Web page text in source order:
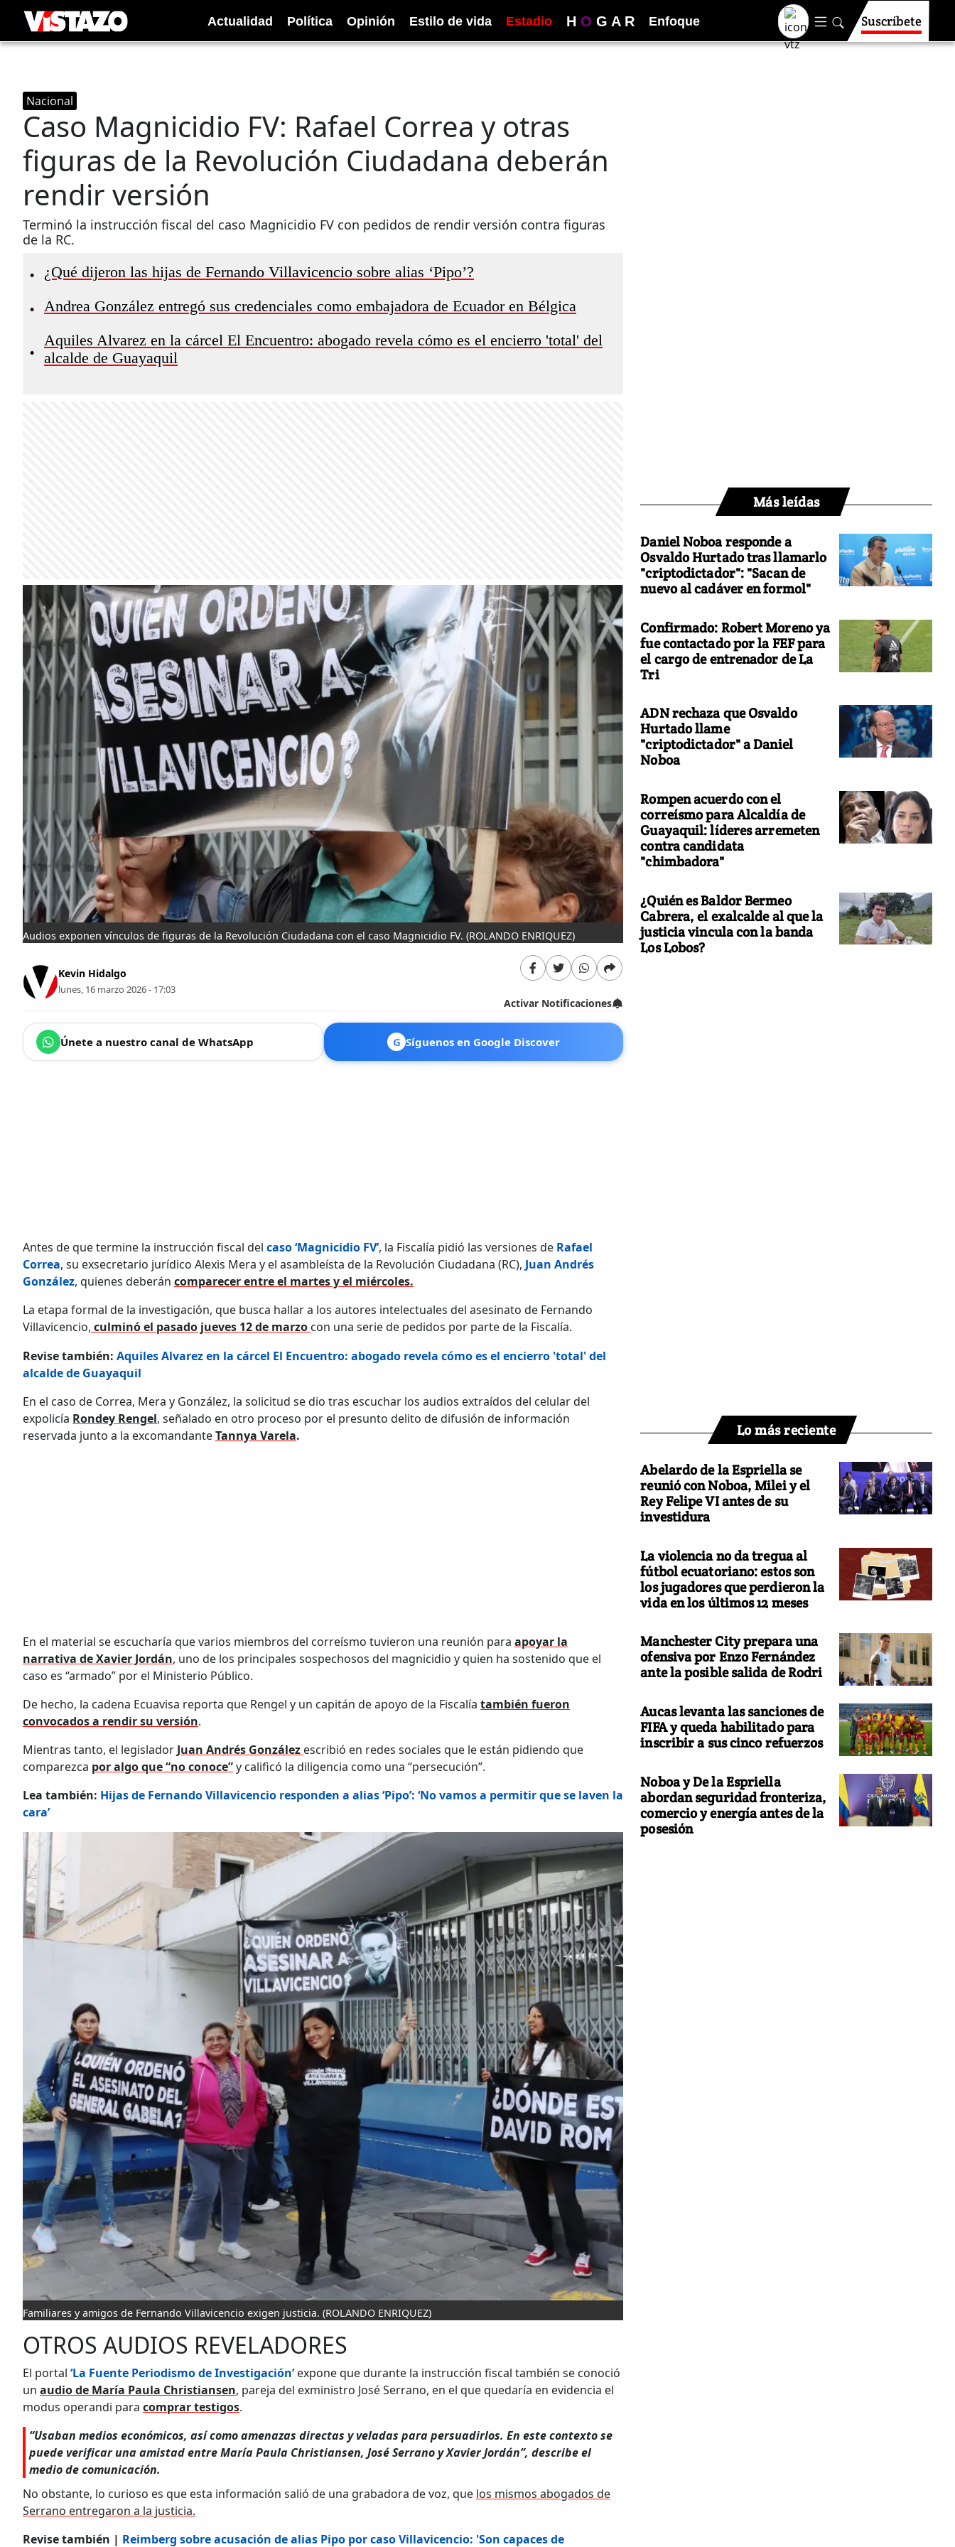
Actualidad Política Opinión Estilo de vida Estadio H O G A R Enfoque Suscríbete
Nacional
Caso Magnicidio FV: Rafael Correa y otras
figuras de la Revolución Ciudadana deberán
rendir versión
Terminó la instrucción fiscal del caso Magnicidio FV con pedidos de rendir versión contra figuras
de la RC.
• ¿Qué dijeron las hijas de Fernando Villavicencio sobre alias ‘Pipo’?
• Andrea González entregó sus credenciales como embajadora de Ecuador en Bélgica
•
Aquiles Alvarez en la cárcel El Encuentro: abogado revela cómo es el encierro 'total' del
alcalde de Guayaquil
Audios exponen vínculos de figuras de la Revolución Ciudadana con el caso Magnicidio FV. (ROLANDO ENRIQUEZ)
Kevin Hidalgo
lunes, 16 marzo 2026 - 17:03
Activar Notificaciones
Únete a nuestro canal de WhatsApp G Síguenos en Google Discover
Antes de que termine la instrucción fiscal del caso ‘Magnicidio FV’, la Fiscalía pidió las versiones de Rafael
Correa, su exsecretario jurídico Alexis Mera y el asambleísta de la Revolución Ciudadana (RC), Juan Andrés
González, quienes deberán comparecer entre el martes y el miércoles.
La etapa formal de la investigación, que busca hallar a los autores intelectuales del asesinato de Fernando
Villavicencio, culminó el pasado jueves 12 de marzo con una serie de pedidos por parte de la Fiscalía.
Revise también: Aquiles Alvarez en la cárcel El Encuentro: abogado revela cómo es el encierro 'total' del
alcalde de Guayaquil
En el caso de Correa, Mera y González, la solicitud se dio tras escuchar los audios extraídos del celular del
expolicía Rondey Rengel, señalado en otro proceso por el presunto delito de difusión de información
reservada junto a la excomandanteTannya Varela.
En el material se escucharía que varios miembros del correísmo tuvieron una reunión para apoyar la
narrativa de Xavier Jordán, uno de los principales sospechosos del magnicidio y quien ha sostenido que el
caso es “armado” por el Ministerio Público.
De hecho, la cadena Ecuavisa reporta que Rengel y un capitán de apoyo de la Fiscalía también fueron
convocados a rendir su versión.
Mientras tanto, el legislador Juan Andrés González escribió en redes sociales que le están pidiendo que
comparezca por algo que “no conoce”y calificó la diligencia como una “persecución”.
Lea también: Hijas de Fernando Villavicencio responden a alias ‘Pipo’: ‘No vamos a permitir que se laven la
cara’
Familiares y amigos de Fernando Villavicencio exigen justicia. (ROLANDO ENRIQUEZ)
OTROS AUDIOS REVELADORES
El portal ‘La Fuente Periodismo de Investigación’expone que durante la instrucción fiscal también se conoció
un audio de María Paula Christiansen, pareja del exministro José Serrano, en el que quedaría en evidencia el
modus operandi para comprar testigos.
“Usaban medios económicos, así como amenazas directas y veladas para persuadirlos. En este contexto se
puede verificar una amistad entre María Paula Christiansen, José Serrano y Xavier Jordán”, describe el
medio de comunicación.
No obstante, lo curioso es que esta información salió de una grabadora de voz, que los mismos abogados de
Serrano entregaron a la justicia.
Revise también | Reimberg sobre acusación de alias Pipo por caso Villavicencio: 'Son capaces de
Más leídas
Daniel Noboa responde a
Osvaldo Hurtado tras llamarlo
"criptodictador": "Sacan de
nuevo al cadáver en formol"
Confirmado: Robert Moreno ya
fue contactado por la FEF para
el cargo de entrenador de La
Tri
ADN rechaza que Osvaldo
Hurtado llame
"criptodictador" a Daniel
Noboa
Rompen acuerdo con el
correísmo para Alcaldía de
Guayaquil: líderes arremeten
contra candidata
"chimbadora"
¿Quién es Baldor Bermeo
Cabrera, el exalcalde al que la
justicia vincula con la banda
Los Lobos?
Lo más reciente
Abelardo de la Espriella se
reunió con Noboa, Milei y el
Rey Felipe VI antes de su
investidura
La violencia no da tregua al
fútbol ecuatoriano: estos son
los jugadores que perdieron la
vida en los últimos 12 meses
Manchester City prepara una
ofensiva por Enzo Fernández
ante la posible salida de Rodri
Aucas levanta las sanciones de
FIFA y queda habilitado para
inscribir a sus cinco refuerzos
Noboa y De la Espriella
abordan seguridad fronteriza,
comercio y energía antes de la
posesión